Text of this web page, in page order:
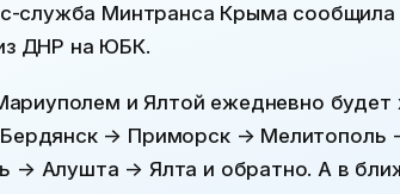
служба Минтранса Крыма сообщила
ДНР на ЮБК.
и Ялтой ежедневно
→ Приморск → Мелитополь
→ Алушта → Ялта и обратно. А в